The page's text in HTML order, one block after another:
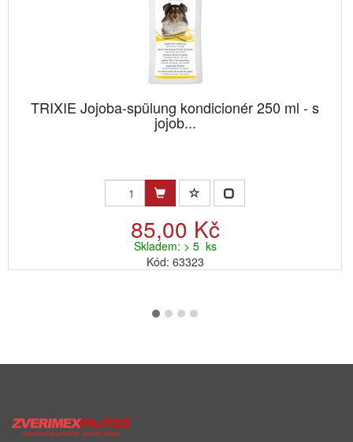
TRIXIE Jojoba-spülung kondicionér 250 ml - s
jojob...
85,00 Kč
Skladem: > 5 ks
Kód: 63323